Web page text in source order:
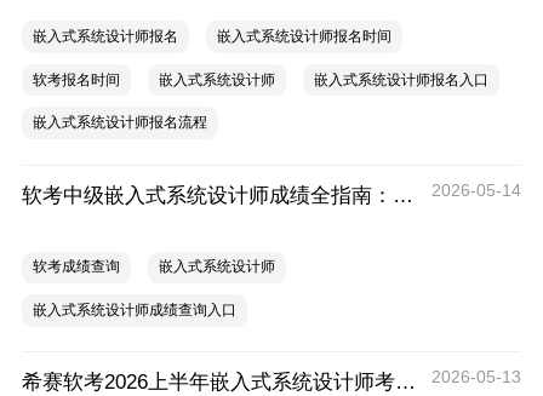
嵌入式系统设计师报名 嵌入式系统设计师报名时间
软考报名时间 嵌入式系统设计师 嵌入式系统设计师报名入口
嵌入式系统设计师报名流程
软考中级嵌入式系统设计师成绩全指南：成绩查询时间、入口、流程、合格标准、成绩复查 2026-05-14
软考成绩查询 嵌入式系统设计师
嵌入式系统设计师成绩查询入口
希赛软考2026上半年嵌入式系统设计师考前20问 2026-05-13